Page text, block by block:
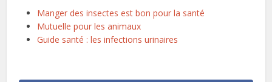
Manger des insectes est bon pour la santé
Mutuelle pour les animaux
Guide santé : les infections urinaires